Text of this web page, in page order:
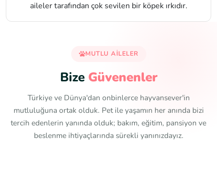
aileler tarafından çok sevilen bir köpek ırkıdır.
MUTLU AILELER
Bize Güvenenler
Türkiye ve Dünya'dan onbinlerce hayvansever'in
mutluluğuna ortak olduk. Pet ile yaşamın her anında bizi
tercih edenlerin yanında olduk; bakım, eğitim, pansiyon ve
beslenme ihtiyaçlarında sürekli yanınızdayız.